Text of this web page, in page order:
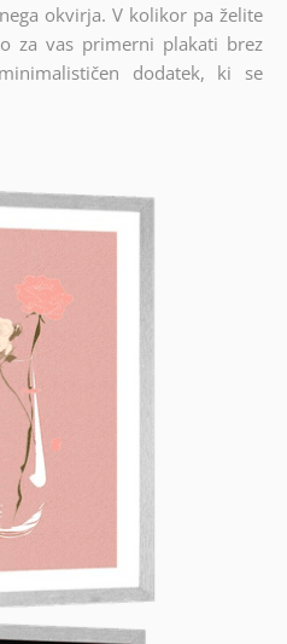
okvirja. V kolikor pa želite
za vas primerni plakati brez
dodatek, ki se